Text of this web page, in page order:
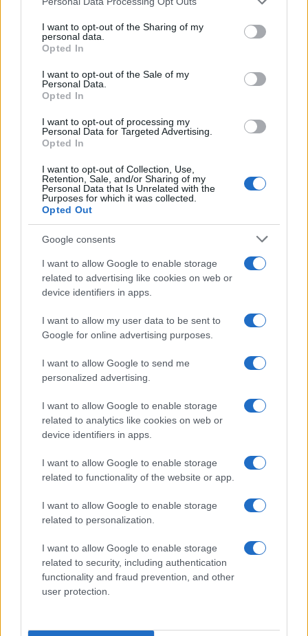
not limited to your visit or usage behaviour. You may click to
grant or deny consent to Google and its third-party tags to
use your data for below specified purposes in below Google
consent section.
I want to opt-out of the Sharing of my
personal data.
Opted In
I want to opt-out of the Sale of my
Personal Data.
Opted In
I want to opt-out of processing my
Personal Data for Targeted Advertising.
Opted In
I want to opt-out of Collection, Use,
Retention, Sale, and/or Sharing of my
Personal Data that Is Unrelated with the
Purposes for which it was collected.
Opted Out
Google consents
I want to allow Google to enable storage
related to advertising like cookies on web or
device identifiers in apps.
I want to allow my user data to be sent to
Google for online advertising purposes.
I want to allow Google to send me
personalized advertising.
I want to allow Google to enable storage
related to analytics like cookies on web or
device identifiers in apps.
I want to allow Google to enable storage
related to functionality of the website or app.
I want to allow Google to enable storage
related to personalization.
I want to allow Google to enable storage
related to security, including authentication
functionality and fraud prevention, and other
user protection.
Story, pantallas y capturas
13 mayo, 2020
jetpack dorado
Bakugan: nuevo tráiler de su
versión para Nintendo Wii
2 3 »
Quienes somos
Actualidad.es es la gran fuente de información social. Actualidad,
televisión, crónica, deportes, gente, política y todas las noticias sobre
Para señalar a la redacción de cualquier error en el uso del material
confidencial, escríbanos astaff@actualidad.es : nos ocuparemos de
Copyright © 2024 | Actualidad.es - Publicado en España porAdHub
- Numero REA 2729933 - Todos los derechos reservados.
Contacto-Politica de cookies-Política de privacidad
Procesamiento de datos
Todos los contenidos se han realizado de forma híbrida por una